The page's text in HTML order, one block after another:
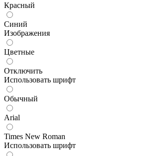
Красный
Синий
Изображения
Цветные
Отключить
Использовать шрифт
Обычный
Arial
Times New Roman
Использовать шрифт